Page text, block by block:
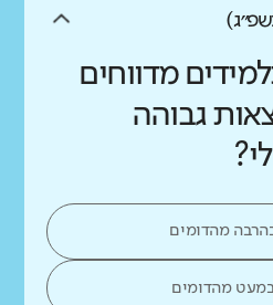
מדווחים
גבוהה
מהדומים
במעט מהדומים